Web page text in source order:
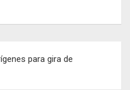
para gira de